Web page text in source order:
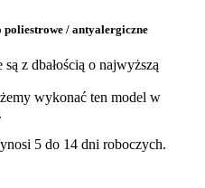
/ antyalergiczne
z dbałością o najwyższą
wykonać ten model w
5 do 14 dni roboczych.